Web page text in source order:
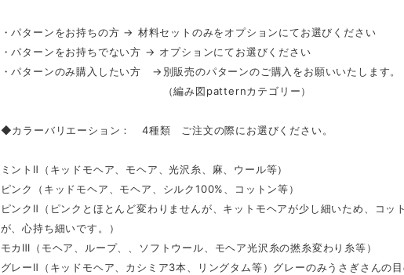
・パターンをお持ちの方 → 材料セットのみをオプションにてお選びください
・パターンをお持ちでない方 → オプションにてお選びください
・パターンのみ購入したい方 →別販売のパターンのご購入をお願いいたします。
（編み図patternカテゴリー）
◆カラーバリエーション： 4種類 ご注文の際にお選びください。
ミントⅡ（キッドモヘア、モヘア、光沢糸、麻、ウール等）
ピンク（キッドモヘア、モヘア、シルク100%、コットン等）
ピンクⅡ（ピンクとほとんど変わりませんが、キットモヘアが少し細いため、コ
が、心持ち細いです。）
モカⅢ（モヘア、ループ、、ソフトウール、モヘア光沢糸の撚糸変わり糸等）
グレーⅡ（キッドモヘア、カシミア3本、リングタム等）グレーのみうさぎさんの